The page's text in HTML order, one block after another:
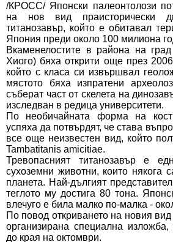
/КРОСС/ Японски палеонтолози
на нов вид праисторически
титанозавър, който е обитавал
Япония преди около 100 милиона
Вкаменелостите в района на
Хиого) бяха открити още през
който с класа си извършвал
мястото бяха изпратени
съберат част от скелета на
изследван в редица университети.
По необичайната форма на
успяха да потвърдят, че става
все още неизвестен вид, който
Tambatitanis amicitiae.
Тревопасният титанозавър е
сухоземни животни, които някога
планета. Най-дългият
теглото му достига 80 тона.
влечуго е била малко по-малка -
По повод откриването на новия
организирана специална
до края на октомври.